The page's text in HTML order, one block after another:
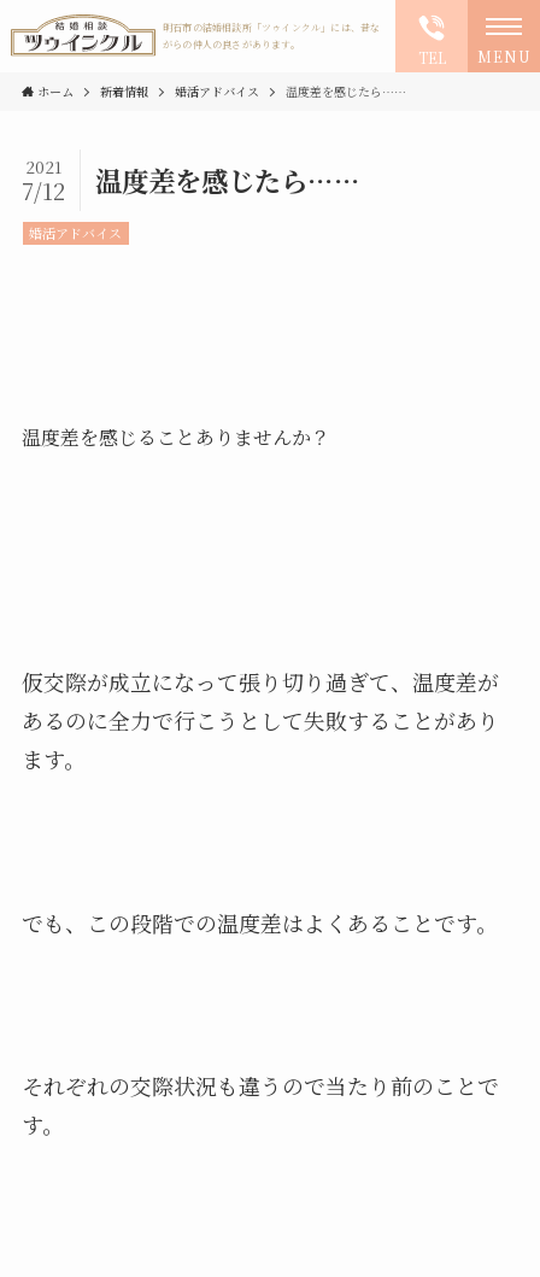
明石市の結婚相談所「ツゥインクル」には、昔な
がらの仲人の良さがあります。
TEL MENU
ホーム 新着情報 婚活アドバイス 温度差を感じたら……
温度差を感じたら……
2021
7/12
婚活アドバイス
温度差を感じることありませんか？
仮交際が成立になって張り切り過ぎて、温度差が
あるのに全力で行こうとして失敗することがあり
ます。
でも、この段階での温度差はよくあることです。
それぞれの交際状況も違うので当たり前のことで
す。